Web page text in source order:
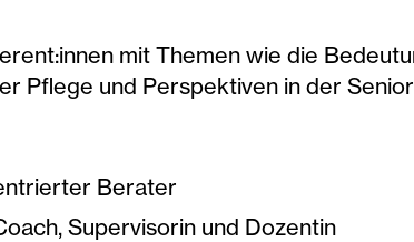
mit Themen wie die
Pflege und Perspektiven in der
Berater
Supervisorin und Dozentin